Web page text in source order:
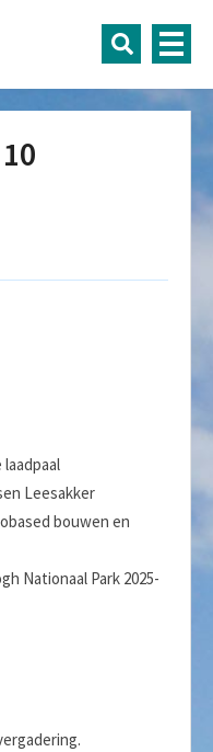
Leesakker
bouwen en
Nationaal Park 2025-